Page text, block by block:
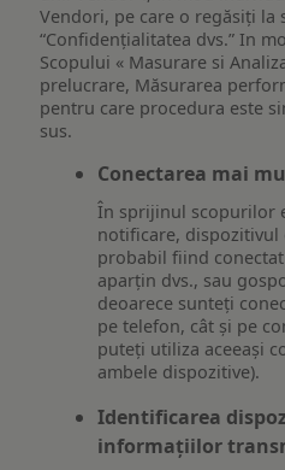
Vendori, pe care o regăsiți la
“Confidențialitatea dvs.” In
Scopului « Masurare si
prelucrare, Măsurarea
pentru care procedura este
sus.
Conectarea mai
În sprijinul scopurilor
notificare, dispozitivul
probabil fiind
aparțin dvs., sau
deoarece sunteți
pe telefon, cât și pe
puteți utiliza aceeași
ambele dispozitive).
Identificarea
informațiilor